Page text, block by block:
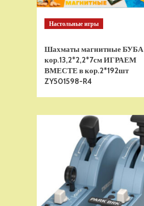
Настольные игры
Шахматы магнитные БУБА
кор.13,2*2,2*7см ИГРАЕМ
ВМЕСТЕ в кор.2*192шт
ZY501598-R4